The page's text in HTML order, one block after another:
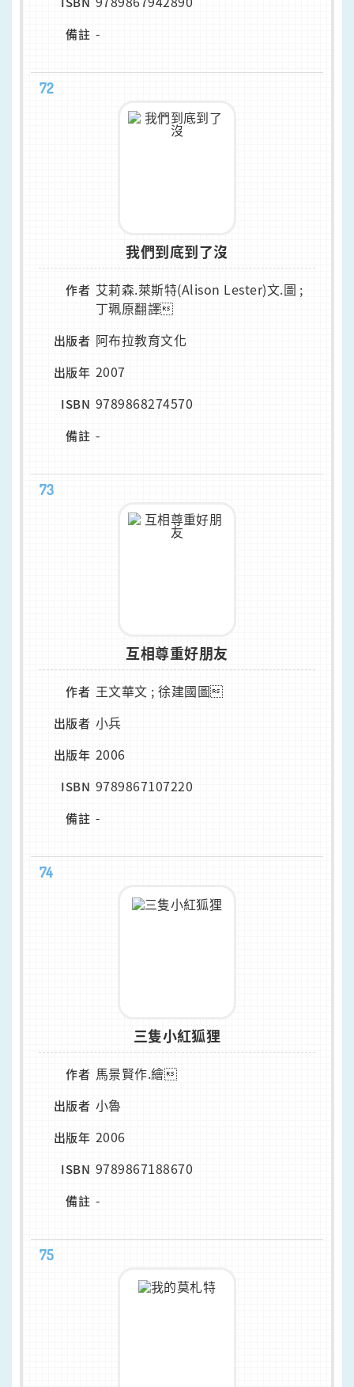
備註 -
72
我們到底到了沒
作者 艾莉森.萊斯特(Alison Lester)文.圖 ;
丁珮原翻譯
出版者 阿布拉教育文化
出版年 2007
ISBN 9789868274570
備註 -
73
互相尊重好朋友
作者 王文華文 ; 徐建國圖
出版者 小兵
出版年 2006
ISBN 9789867107220
備註 -
74
三隻小紅狐狸
作者 馬景賢作.繪
出版者 小魯
出版年 2006
ISBN 9789867188670
備註 -
75